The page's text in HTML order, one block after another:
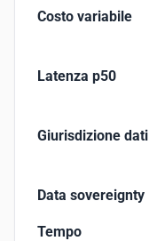
Costo variabile
Latenza p50
Giurisdizione dati
Data sovereignty
Tempo